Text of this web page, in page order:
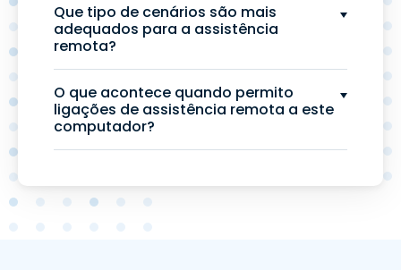
Que tipo de cenários são mais
adequados para a assistência
remota?
O que acontece quando permito
ligações de assistência remota a este
computador?